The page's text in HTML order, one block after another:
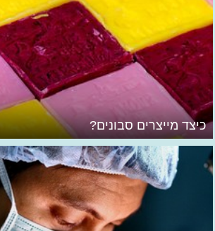
כיצד מייצרים סבונים?